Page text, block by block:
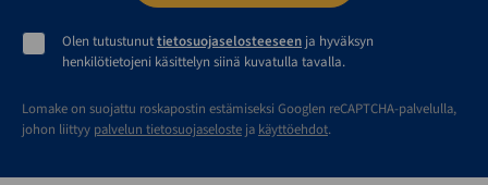
Olen tutustunuttietosuojaselosteeseen ja hyväksyn
henkilötietojeni käsittelyn siinä kuvatulla tavalla.
Lomake on suojattu roskapostin estämiseksi Googlen reCAPTCHA-palvelulla,
johon liittyy palvelun tietosuojaseloste ja käyttöehdot.